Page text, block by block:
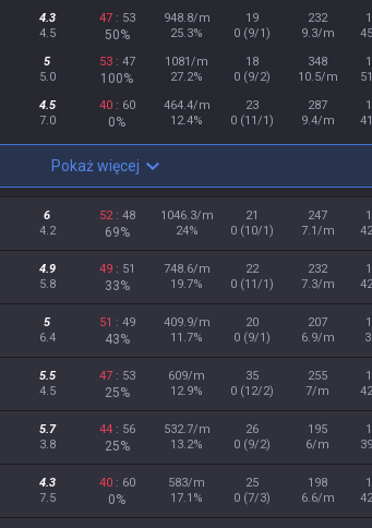
4.3
4.5
47: 53
50%
948.8/m
25.3%
19
0 (9/1)
232
9.3/m
5
5.0
53: 47
100%
1081/m
27.2%
18
0 (9/2)
348
10.5/m
4.5
7.0
40: 60
0%
464.4/m
12.4%
23
0 (11/1)
287
9.4/m
Pokaż więcej
6
4.2
52: 48
69%
1046.3/m
24%
21
0 (10/1)
247
7.1/m
4.9
5.8
49: 51
33%
748.6/m
19.7%
22
0 (11/1)
232
7.3/m
5
6.4
51 : 49
43%
409.9/m
11.7%
20
0 (9/1)
207
6.9/m
5.5
4.5
47: 53
25%
609/m
12.9%
35
0 (12/2)
255
7/m
5.7
3.8
44: 56
25%
532.7/m
13.2%
26
0 (9/2)
195
6/m
4.3
7.5
40: 60
0%
583/m
17.1%
25
0 (7/3)
198
6.6/m